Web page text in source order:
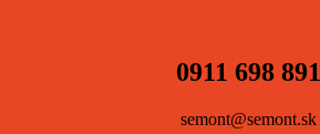
0911 698 891
semont@semont.sk